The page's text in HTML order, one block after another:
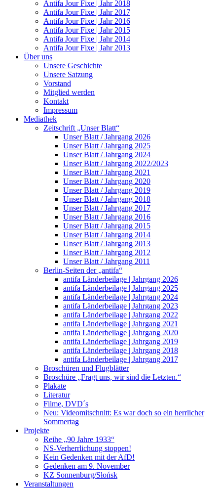
Antifa Jour Fixe | Jahr 2018
Antifa Jour Fixe | Jahr 2017
Antifa Jour Fixe | Jahr 2016
Antifa Jour Fixe | Jahr 2015
Antifa Jour Fixe | Jahr 2014
Antifa Jour Fixe | Jahr 2013
Über uns
Unsere Geschichte
Unsere Satzung
Vorstand
Mitglied werden
Kontakt
Impressum
Mediathek
Zeitschrift „Unser Blatt“
Unser Blatt / Jahrgang 2026
Unser Blatt / Jahrgang 2025
Unser Blatt / Jahrgang 2024
Unser Blatt / Jahrgang 2022/2023
Unser Blatt / Jahrgang 2021
Unser Blatt / Jahrgang 2020
Unser Blatt / Jahrgang 2019
Unser Blatt / Jahrgang 2018
Unser Blatt / Jahrgang 2017
Unser Blatt / Jahrgang 2016
Unser Blatt / Jahrgang 2015
Unser Blatt / Jahrgang 2014
Unser Blatt / Jahrgang 2013
Unser Blatt / Jahrgang 2012
Unser Blatt / Jahrgang 2011
Berlin-Seiten der „antifa“
antifa Länderbeilage | Jahrgang 2026
antifa Länderbeilage | Jahrgang 2025
antifa Länderbeilage | Jahrgang 2024
antifa Länderbeilage | Jahrgang 2023
antifa Länderbeilage | Jahrgang 2022
antifa Länderbeilage | Jahrgang 2021
antifa Länderbeilage | Jahrgang 2020
antifa Länderbeilage | Jahrgang 2019
antifa Länderbeilage | Jahrgang 2018
antifa Länderbeilage | Jahrgang 2017
Broschüren und Flugblätter
Broschüre „Fragt uns, wir sind die Letzten.“
Plakate
Literatur
Filme, DVD´s
Neu: Videomitschnitt: Es war doch so ein herrlicher
Sommertag
Projekte
Reihe „90 Jahre 1933“
NS-Verherrlichung stoppen!
Kein Gedenken mit der AfD!
Gedenken am 9. November
KZ Sonnenburg/Słońsk
Veranstaltungen